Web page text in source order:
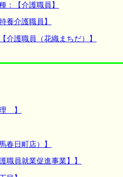
【介護職員】
介護職員】
護職員（花織まちだ）】
】
春日町店）】
員就業促進事業】】